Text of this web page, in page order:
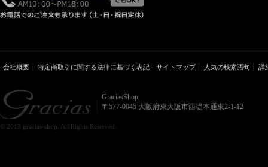
会社概要 特定商取引に関する法律に基づく表記 サイトマップ 人気の検索語句 詳
GraciasShop
〒577-0045 大阪府東大阪市西堤本通東2-1-12
© 2013 gracias-shop. All Rights Reserved.